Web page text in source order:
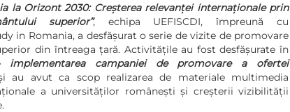
la Orizont 2030: Creșterea relevanței internaționale prin
superior”, echipa UEFISCDI, împreună cu
in Romania, a desfășurat o serie de vizite de promovare
din întreaga țară. Activitățile au fost desfășurate în
implementarea campaniei de promovare a ofertei
au avut ca scop realizarea de materiale multimedia
a universităților românești și creșterii vizibilității